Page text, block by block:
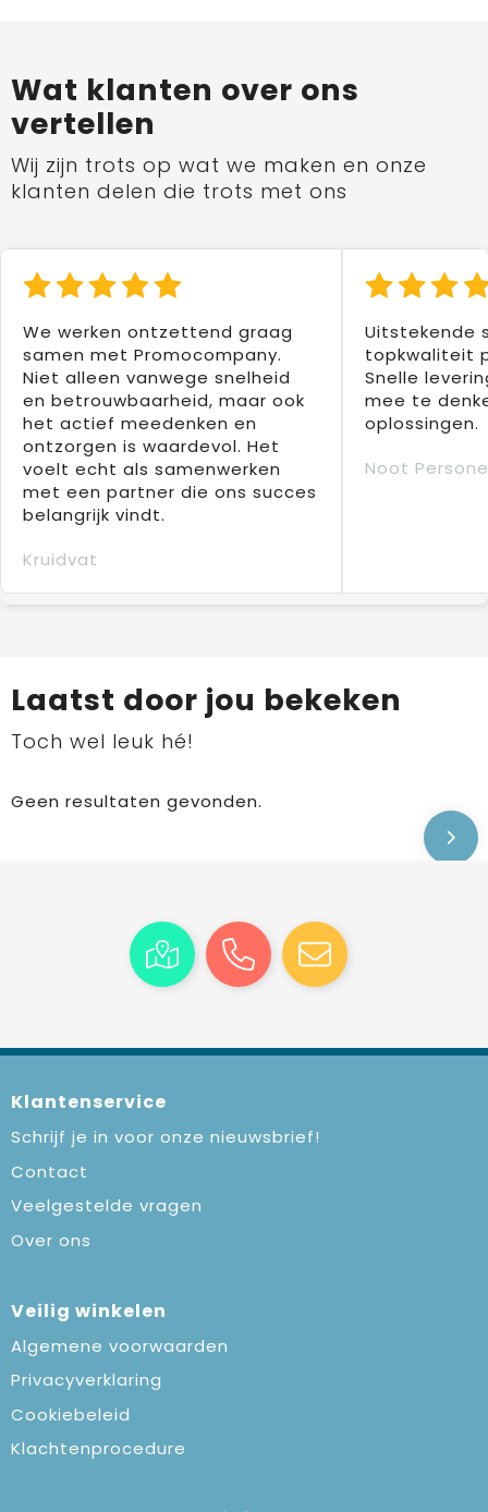
Wat klanten over ons
vertellen
Wij zijn trots op wat we maken en onze
klanten delen die trots met ons
We werken ontzettend graag
samen met Promocompany.
Niet alleen vanwege snelheid
en betrouwbaarheid, maar ook
het actief meedenken en
ontzorgen is waardevol. Het
voelt echt als samenwerken
met een partner die ons succes
belangrijk vindt.
Kruidvat
Uitstekende
topkwaliteit
Snelle
mee te
oplossingen.
Noot
Laatst door jou bekeken
Toch wel leuk hé!
Geen resultaten gevonden.
Klantenservice
Schrijf je in voor onze nieuwsbrief!
Contact
Veelgestelde vragen
Over ons
Veilig winkelen
Algemene voorwaarden
Privacyverklaring
Cookiebeleid
Klachtenprocedure